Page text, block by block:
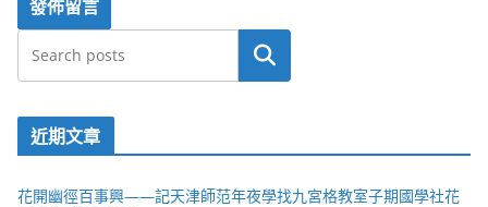
搜尋
近期文章
花開幽徑百事興——記天津師范年夜學找九宮格教室子期國學社花